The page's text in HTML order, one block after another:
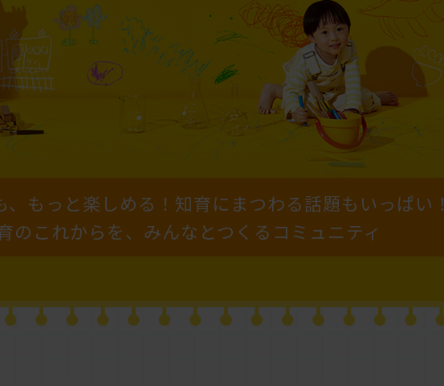
もっと楽しめる！ 知育にまつわる話題もいっぱい！
のこれからを、みんなとつくるコミュニティ